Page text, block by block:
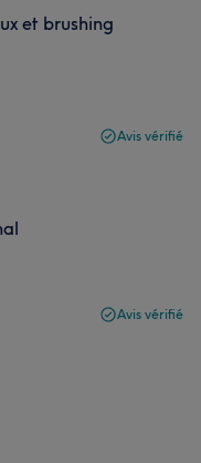
et brushing
Avis vérifié
Avis vérifié